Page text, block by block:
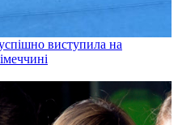
виступила на